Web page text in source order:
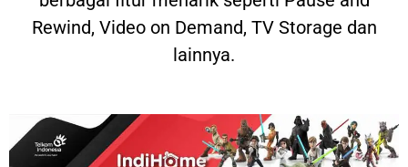
Rewind, Video on Demand, TV Storage dan
lainnya.